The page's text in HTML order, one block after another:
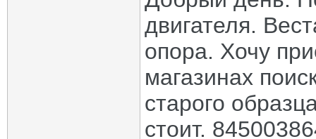
двигателя.
опора. Хочу
магазинах
старого
стоит.